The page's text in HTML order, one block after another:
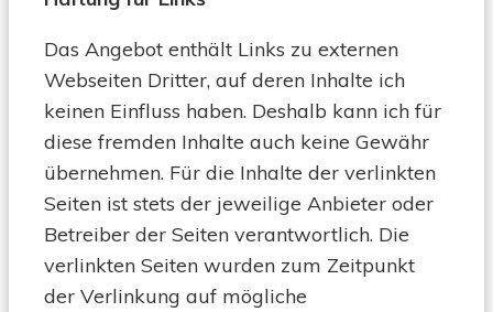
Das Angebot enthält Links zu externen
Webseiten Dritter, auf deren Inhalte ich
keinen Einfluss haben. Deshalb kann ich für
diese fremden Inhalte auch keine Gewähr
übernehmen. Für die Inhalte der verlinkten
Seiten ist stets der jeweilige Anbieter oder
Betreiber der Seiten verantwortlich. Die
verlinkten Seiten wurden zum Zeitpunkt
der Verlinkung auf mögliche